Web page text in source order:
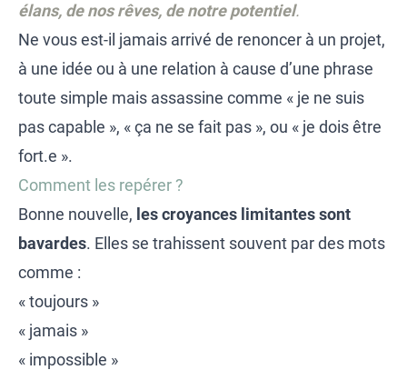
élans, de nos rêves, de notre potentiel.
Ne vous est-il jamais arrivé de renoncer à un projet,
à une idée ou à une relation à cause d’une phrase
toute simple mais assassine comme « je ne suis
pas capable », « ça ne se fait pas », ou « je dois être
fort.e ».
Comment les repérer ?
Bonne nouvelle, les croyances limitantes sont
bavardes. Elles se trahissent souvent par des mots
comme :
« toujours »
« jamais »
« impossible »